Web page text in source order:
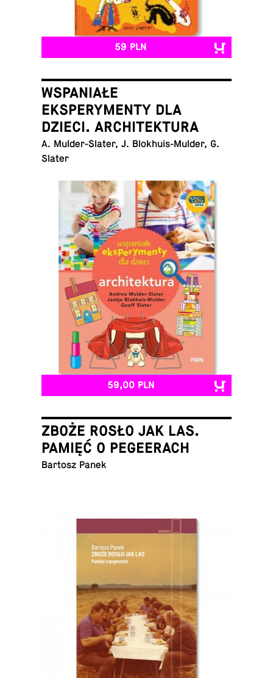
59 PLN
WSPANIAŁE
EKSPERYMENTY DLA
DZIECI. ARCHITEKTURA
A. Mul­der-Sla­ter, J. Blo­khu­is-Mul­der, G.
Slater
59,00 PLN
ZBOŻE ROSŁO JAK LAS.
PAMIĘĆ O PEGEERACH
Bartosz Panek